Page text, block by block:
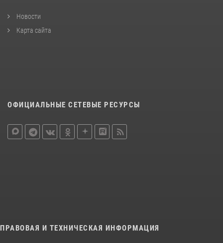
Новости
Карта сайта
ОФИЦИАЛЬНЫЕ СЕТЕВЫЕ РЕСУРСЫ
ПРАВОВАЯ И ТЕХНИЧЕСКАЯ ИНФОРМАЦИЯ